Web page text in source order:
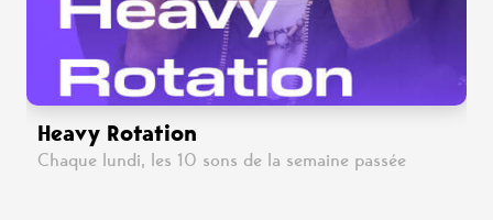
Heavy Rotation
Chaque lundi, les 10 sons de la semaine passée